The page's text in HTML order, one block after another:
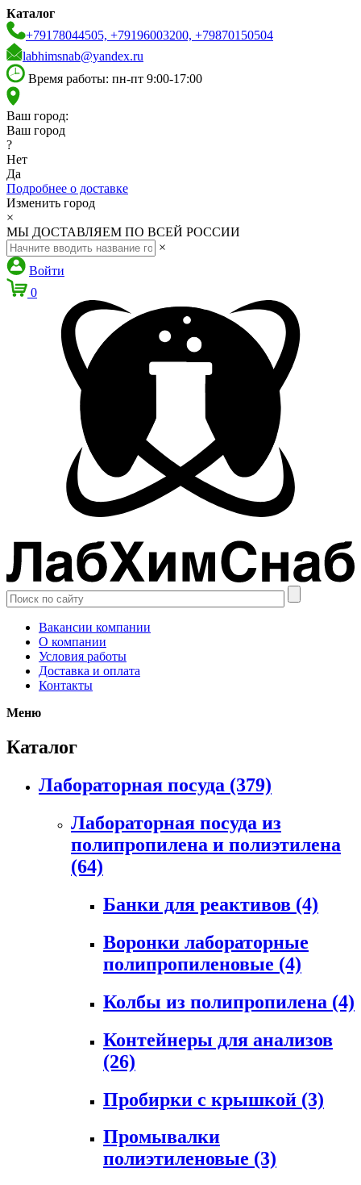
Каталог
+79178044505, +79196003200, +79870150504
labhimsnab@yandex.ru
Время работы: пн-пт 9:00-17:00
Ваш город:
Ваш город
?
Нет
Да
Подробнее о доставке
Изменить город
×
МЫ ДОСТАВЛЯЕМ ПО ВСЕЙ РОССИИ
×
Войти
0
Вакансии компании
О компании
Условия работы
Доставка и оплата
Контакты
Меню
Каталог
Лабораторная посуда (379)
Лабораторная посуда из
полипропилена и полиэтилена
(64)
Банки для реактивов (4)
Воронки лабораторные
полипропиленовые (4)
Колбы из полипропилена (4)
Контейнеры для анализов
(26)
Пробирки с крышкой (3)
Промывалки
полиэтиленовые (3)